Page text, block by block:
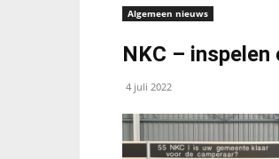
Algemeen nieuws
NKC –
4 juli 2022